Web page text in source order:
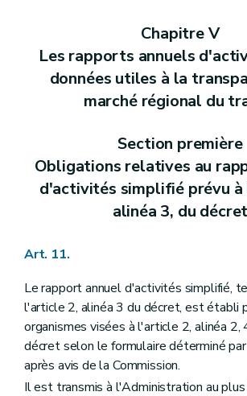
Chapitre V
Les rapports annuels
données utiles à la
marché régional du
Section première
Obligations relatives au
d'activités simplifié prévu
alinéa 3, du décret
Art. 11.
Le rapport annuel d'activités simplifié,
l'article 2, alinéa 3 du décret, est établi
organismes visées à l'article 2, alinéa 2,
décret selon le formulaire déterminé
après avis de la Commission.
Il est transmis à l'Administration au